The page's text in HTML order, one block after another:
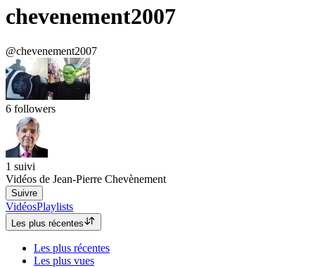
chevenement2007
@chevenement2007
6 followers
1 suivi
Vidéos de Jean-Pierre Chevènement
Suivre
VidéosPlaylists
Les plus récentes
Les plus récentes
Les plus vues